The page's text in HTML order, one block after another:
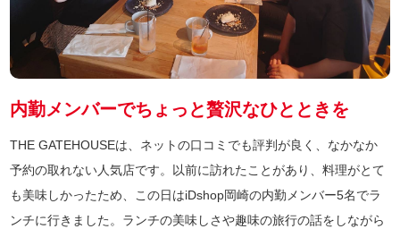
内勤メンバーでちょっと贅沢なひとときを
THE GATEHOUSEは、ネットの口コミでも評判が良く、なかなか
予約の取れない人気店です。以前に訪れたことがあり、料理がとて
も美味しかったため、この日はiDshop岡崎の内勤メンバー5名でラ
ンチに行きました。ランチの美味しさや趣味の旅行の話をしながら